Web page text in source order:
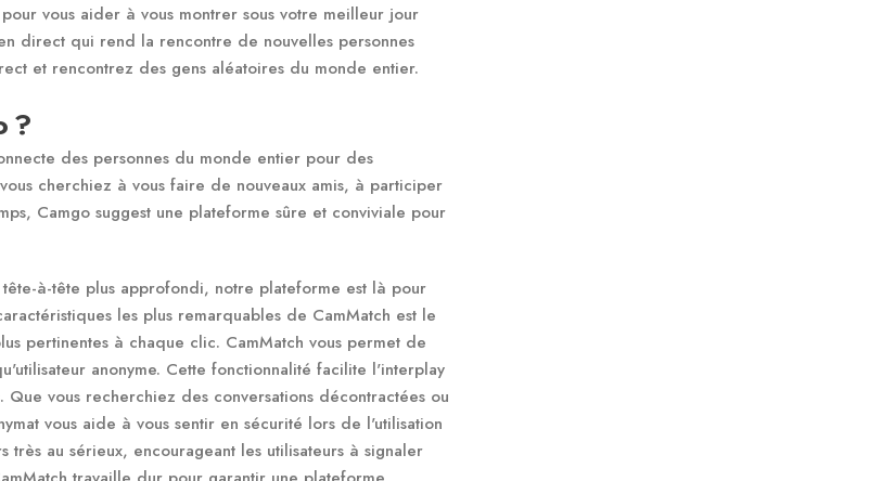
vous aider à vous montrer sous votre meilleur jour
direct qui rend la rencontre de nouvelles personnes
et rencontrez des gens aléatoires du monde entier.
?
des personnes du monde entier pour des
cherchiez à vous faire de nouveaux amis, à participer
Camgo suggest une plateforme sûre et conviviale pour
à-tête plus approfondi, notre plateforme est là pour
les plus remarquables de CamMatch est le
pertinentes à chaque clic. CamMatch vous permet de
anonyme. Cette fonctionnalité facilite l'interplay
vous recherchiez des conversations décontractées ou
vous aide à vous sentir en sécurité lors de l'utilisation
au sérieux, encourageant les utilisateurs à signaler